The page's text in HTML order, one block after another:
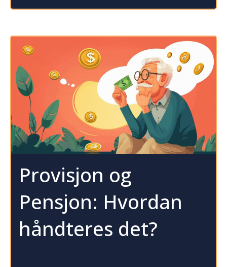
Provisjon og
Pensjon: Hvordan
håndteres det?